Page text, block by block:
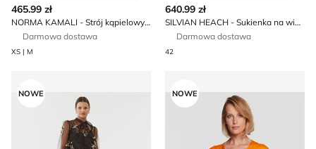
465.99 zł
NORMA KAMALI - Strój kąpielowy młodzieżowy
Darmowa dostawa
XS | M
640.99 zł
SILVIAN HEACH - Sukienka na wiosnę
Darmowa dostawa
42
NOWE NOWE